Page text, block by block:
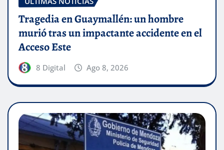
Tragedia en Guaymallén: un hombre
murió tras un impactante accidente en el
Acceso Este
8 Digital Ago 8, 2026